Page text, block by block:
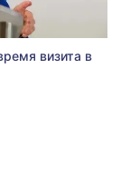
визита в